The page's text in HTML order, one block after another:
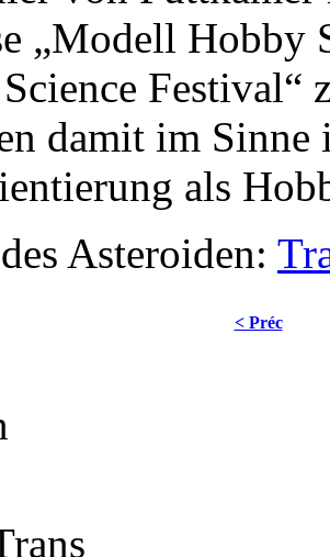
„Modell Hobby
Festival“
damit im Sinne
als
Asteroiden:
< Préc